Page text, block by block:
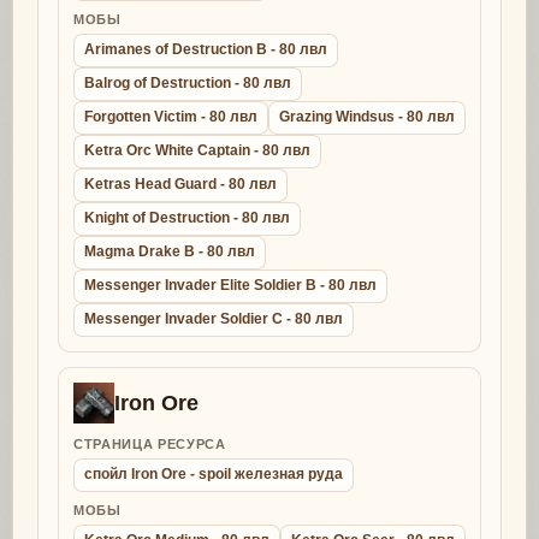
МОБЫ
Arimanes of Destruction B - 80 лвл
Balrog of Destruction - 80 лвл
Forgotten Victim - 80 лвл
Grazing Windsus - 80 лвл
Ketra Orc White Captain - 80 лвл
Ketras Head Guard - 80 лвл
Knight of Destruction - 80 лвл
Magma Drake B - 80 лвл
Messenger Invader Elite Soldier B - 80 лвл
Messenger Invader Soldier C - 80 лвл
Iron Ore
СТРАНИЦА РЕСУРСА
спойл Iron Ore - spoil железная руда
МОБЫ